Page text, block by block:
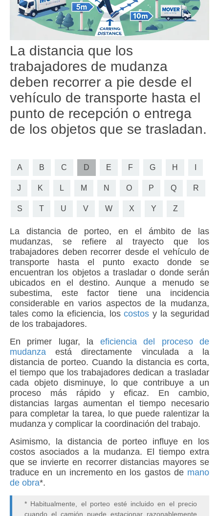
La distancia que los
trabajadores de mudanza
deben recorrer a pie desde el
vehículo de transporte hasta el
punto de recepción o entrega
de los objetos que se trasladan.
A B C D E F G H
J K L M N O P Q R
S T U V W X Y Z
La distancia de porteo, en el ámbito de las
mudanzas, se refiere al trayecto que los
trabajadores deben recorrer desde el vehículo de
transporte hasta el punto exacto donde se
encuentran los objetos a trasladar o donde serán
ubicados en el destino. Aunque a menudo se
subestima, este factor tiene una incidencia
considerable en varios aspectos de la mudanza,
tales como la eficiencia, loscostos y la seguridad
de los trabajadores.
En primer lugar, la eficiencia del proceso de
mudanza está directamente vinculada a la
distancia de porteo. Cuando la distancia es corta,
el tiempo que los trabajadores dedican a trasladar
cada objeto disminuye, lo que contribuye a un
proceso más rápido y eficaz. En cambio,
distancias largas aumentan el tiempo necesario
para completar la tarea, lo que puede ralentizar la
mudanza y complicar la coordinación del trabajo.
Asimismo, la distancia de porteo influye en los
costos asociados a la mudanza. El tiempo extra
que se invierte en recorrer distancias mayores se
traduce en un incremento en los gastos de mano
de obra*.
* Habitualmente, el porteo esté incluido en el precio
cuando el camión puede estacionar razonablemente